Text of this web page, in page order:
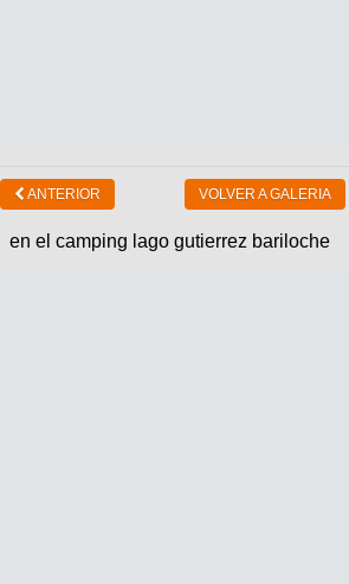
ANTERIOR VOLVER A GALERIA
en el camping lago gutierrez bariloche